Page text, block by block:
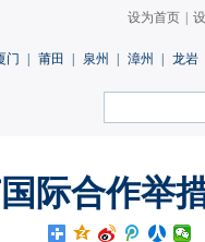
设为首页
门 莆田 泉州 漳州 龙岩
际合作举